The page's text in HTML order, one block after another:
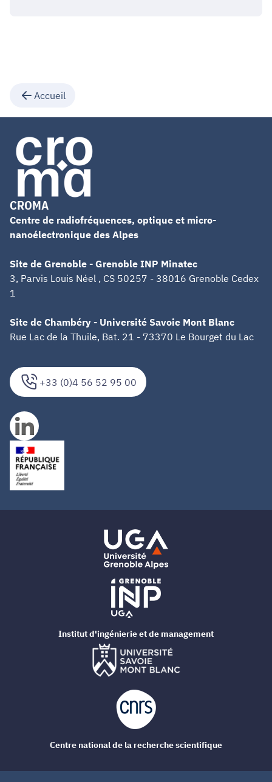
Accueil
+33 (0)4 56 52 95 00
CROMA
Centre de radiofréquences, optique et micro-
nanoélectronique des Alpes
Site de Grenoble - Grenoble INP Minatec
3, Parvis Louis Néel , CS 50257 - 38016 Grenoble Cedex
1
Site de Chambéry - Université Savoie Mont Blanc
Rue Lac de la Thuile, Bat. 21 - 73370 Le Bourget du Lac
Institut d'ingénierie et de management
Centre national de la recherche scientifique